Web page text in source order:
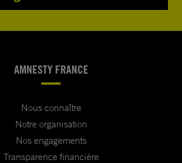
AMNESTY FRANCE
Nous connaître
Notre organisation
Nos engagements
Transparence financière